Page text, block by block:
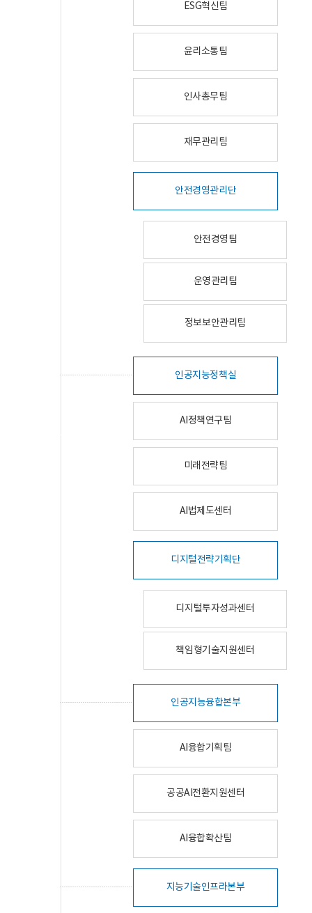
ESG혁신팀
윤리소통팀
인사총무팀
재무관리팀
안전경영관리단
안전경영팀
운영관리팀
정보보안관리팀
인공지능정책실
AI정책연구팀
미래전략팀
AI법제도센터
디지털전략기획단
디지털투자성과센터
책임형기술지원센터
인공지능융합본부
AI융합기획팀
공공AI전환지원센터
AI융합확산팀
지능기술인프라본부